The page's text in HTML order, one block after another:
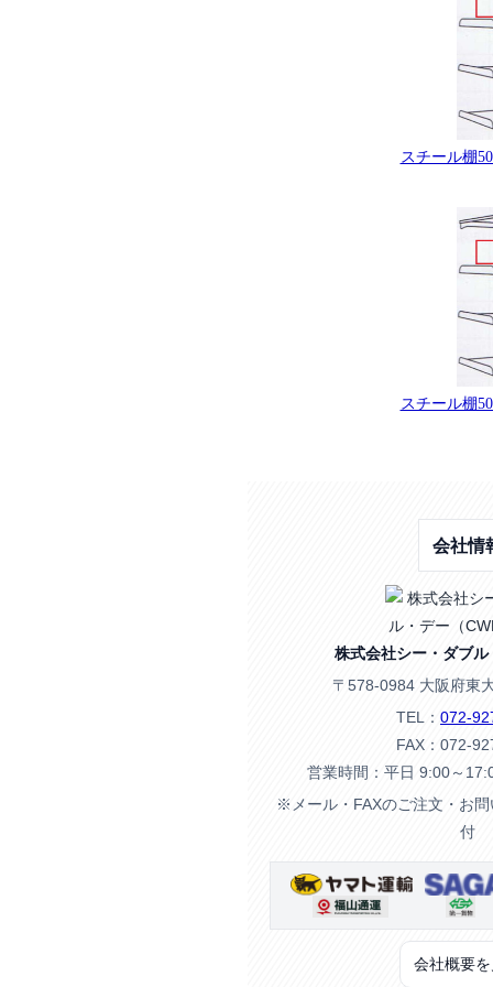
スチール棚
スチール棚
会社情
株式会社シー・ダブ
〒578-0984 大阪府東
TEL： 072-
FAX：072-
営業時間：平日 9:00～
※メール・FAXのご注文・お
付
会社概要